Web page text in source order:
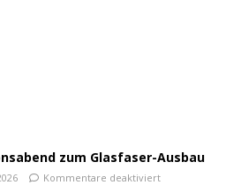
zum Glasfaser-Ausbau
Kommentare deaktiviert